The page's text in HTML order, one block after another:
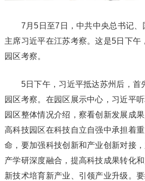
7月5日至7日，中共中央总书记、
主席习近平在江苏考察。这是5日下午
园区考察。
5日下午，习近平抵达苏州后，首
园区考察。在园区展示中心，习近平
园区整体情况介绍，察看创新发展成
高科技园区在科技自立自强中承担着
命，要加强科技创新和产业创新对接
产学研深度融合，提高科技成果转化
新技术培育新产业、引领产业升级。